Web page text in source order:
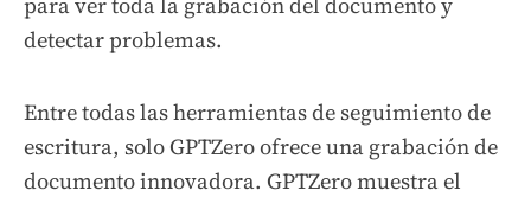
detectar problemas.
Entre todas las herramientas de seguimiento de
escritura, solo GPTZero ofrece una grabación de
documento innovadora. GPTZero muestra el